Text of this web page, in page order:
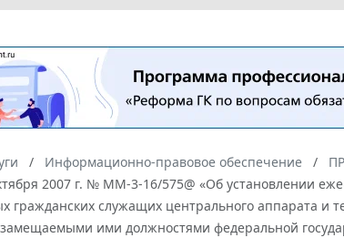
Информационно-правовое обеспечение
2007 г. № ММ-3-16/575@ «Об установлении
гражданских служащих центрального аппарата
замещаемыми ими должностями федеральной